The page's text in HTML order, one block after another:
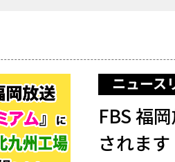
ニュース
FBS 福
されます